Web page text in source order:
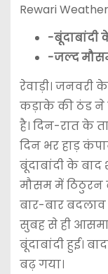
Rewari
-बूंदाबांदी
-जल्द
रेवाड़ी। जनवरी
कड़ाके की ठंड ने
है। दिन-रात के
दिन भर हाड़
बूंदाबांदी के
मौसम में
बार-बार
सुबह से ही
बूंदाबांदी हुई।
बढ़ गया।